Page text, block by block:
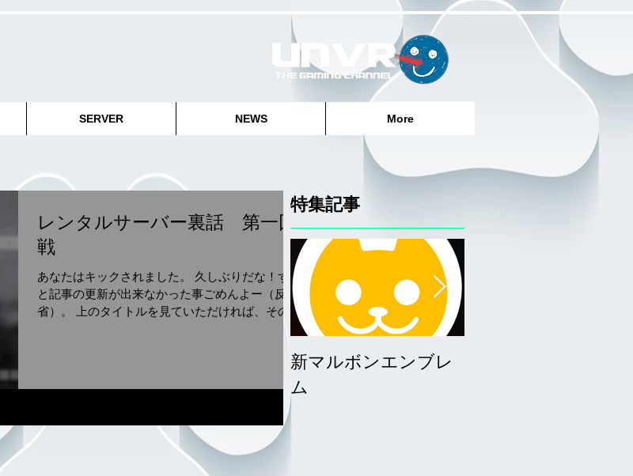
SERVER NEWS More
レンタルサーバー裏話 第一回
戦
あなたはキックされました。 久しぶりだな！ずっ
と記事の更新が出来なかった事ごめんよー（反
省）。 上のタイトルを見ていただければ、そのも
特集記事
新マルボンエンブレ
ム